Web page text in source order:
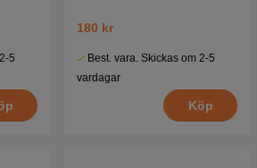
5
180 kr
Best. vara. Skickas om 2-5
vardagar
Köp